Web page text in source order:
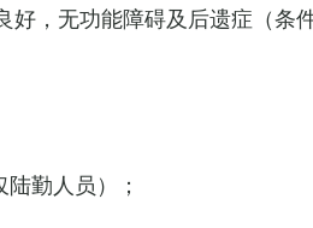
好，无功能障碍及后遗症（条
勤人员）；